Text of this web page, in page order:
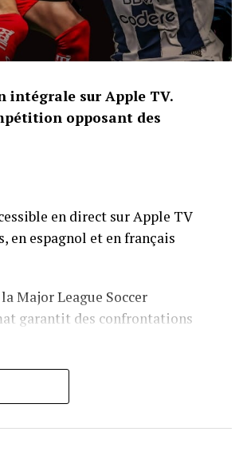
intégrale sur Apple TV.
opposant des
en direct sur Apple TV
en espagnol et en français
Major League Soccer
garantit des confrontations
également organisés au
place pour la Concacaf